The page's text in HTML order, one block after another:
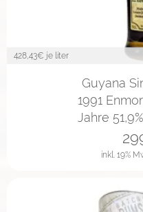
428,43€ je liter
Guyana
1991
Jahre
inkl. 19%